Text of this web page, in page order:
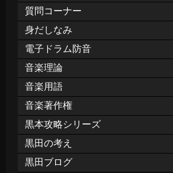
質問コーナー
身だしなみ
電子ドラム防音
音楽理論
音楽用語
音楽著作権
黒本攻略シリーズ
黒田の考え
黒田ブログ